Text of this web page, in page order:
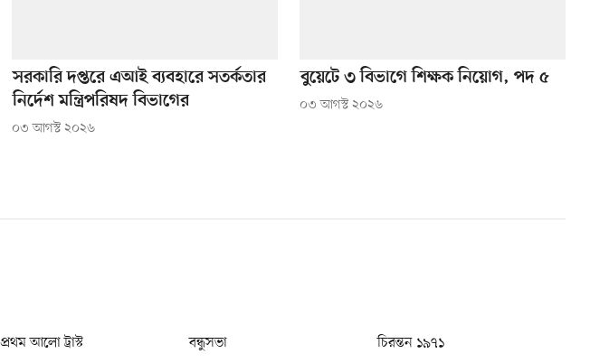
সরকারি দপ্তরে এআই ব্যবহারে সতর্কতার
নির্দেশ মন্ত্রিপরিষদ বিভাগের
০৩ আগস্ট ২০২৬
বুয়েটে ৩ বিভাগে শিক্ষক নিয়োগ, পদ ৫
০৩ আগস্ট ২০২৬
প্রথম আলো ট্রাস্ট বন্ধুসভা চিরন্তন ১৯৭১